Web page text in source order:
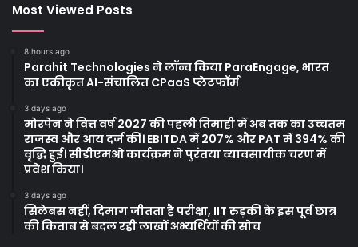
Most Viewed Posts
8 hours ago
Parahit Technologies ने लॉन्च किया ParaEngage, भारत
का एकीकृत AI-संचालित CPaaS प्लेटफॉर्म
3 days ago
मोरपेन ने वित्त वर्ष 2027 की पहली तिमाही में अब तक का उच्चतम
राजस्व और आय दर्ज की। EBITDA में 207% और PAT में 394% की
वृद्धि हुई। सीडीएमओ कार्यक्रम ने पुरंतया व्यावसायीक चरण में
प्रवेश किया।
3 days ago
सिलेबस नहीं, दिमाग जीतता है परीक्षा, IIT रुड़की के इस पूर्व छात्र
की किताब से बदल रही लाखों अभ्यर्थियों की सोच